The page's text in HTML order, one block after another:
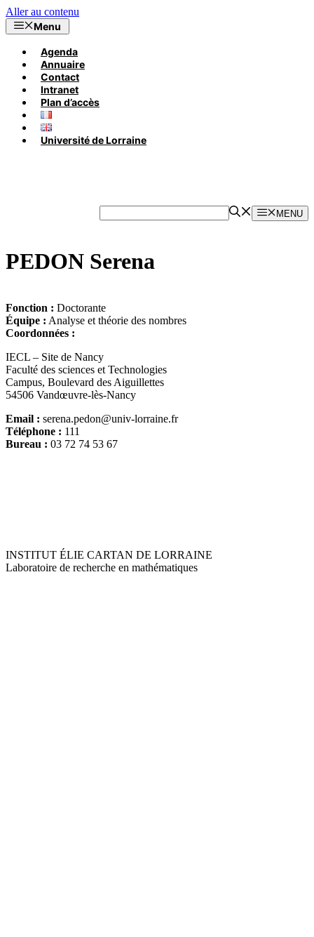
Aller au contenu
Menu
Agenda
Annuaire
Contact
Intranet
Plan d’accès
Université de Lorraine
MENU
PEDON Serena
Fonction : Doctorante
Équipe : Analyse et théorie des nombres
Coordonnées :
IECL – Site de Nancy
Faculté des sciences et Technologies
Campus, Boulevard des Aiguillettes
54506 Vandœuvre-lès-Nancy
Email : serena.pedon@univ-lorraine.fr
Téléphone : 111
Bureau : 03 72 74 53 67
INSTITUT ÉLIE CARTAN DE LORRAINE
Laboratoire de recherche en mathématiques